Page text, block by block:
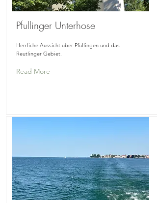
Pfullinger Unterhose
Herrliche Aussicht über Pfullingen und das
Reutlinger Gebiet.
Read More